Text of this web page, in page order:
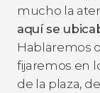
mucho la
aquí se
Hablaremos
fijaremos en
de la plaza,